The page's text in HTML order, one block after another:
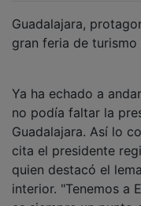
gran feria de
no podía faltar la
Guadalajara. Así lo
cita el presidente
quien destacó el
interior. "Tenemos a
es siempre un punto